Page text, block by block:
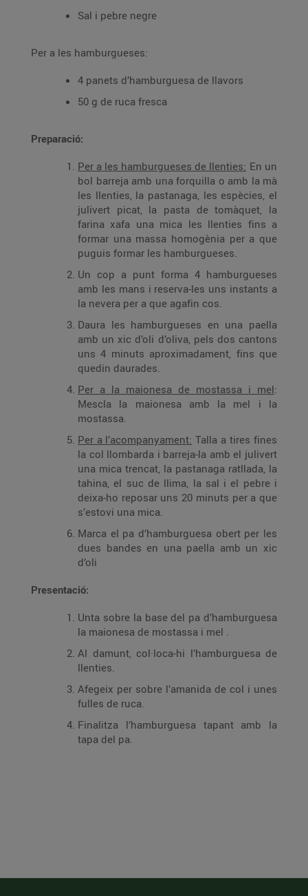
Sal i pebre negre
Per a les hamburgueses:
4 panets d’hamburguesa de llavors
50 g de ruca fresca
Preparació:
Per a les hamburgueses de llenties: En un
bol barreja amb una forquilla o amb la mà
les llenties, la pastanaga, les espècies, el
julivert picat, la pasta de tomàquet, la
farina xafa una mica les llenties fins a
formar una massa homogènia per a que
puguis formar les hamburgueses.
Un cop a punt forma 4 hamburgueses
amb les mans i reserva-les uns instants a
la nevera per a que agafin cos.
Daura les hamburgueses en una paella
amb un xic d’oli d’oliva, pels dos cantons
uns 4 minuts aproximadament, fins que
quedin daurades.
Per a la maionesa de mostassa i mel:
Mescla la maionesa amb la mel i la
mostassa.
Per a l’acompanyament: Talla a tires fines
la col llombarda i barreja-la amb el julivert
una mica trencat, la pastanaga ratllada, la
tahina, el suc de llima, la sal i el pebre i
deixa-ho reposar uns 20 minuts per a que
s’estovi una mica.
Marca el pa d’hamburguesa obert per les
dues bandes en una paella amb un xic
d’oli
Presentació:
Unta sobre la base del pa d’hamburguesa
la maionesa de mostassa i mel .
Al damunt, col·loca-hi l’hamburguesa de
llenties.
Afegeix per sobre l’amanida de col i unes
fulles de ruca.
Finalitza l’hamburguesa tapant amb la
tapa del pa.